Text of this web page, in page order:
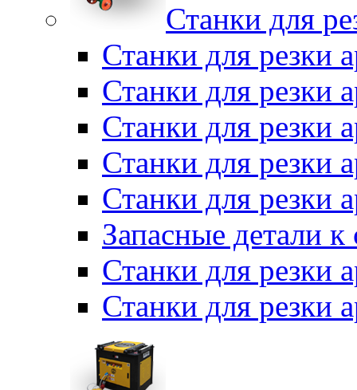
Станки для
Станки для резки
Станки для резки
Станки для резки
Станки для резки
Станки для резки
Запасные детали к
Станки для резки
Станки для резки